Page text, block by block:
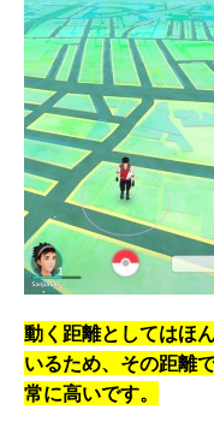
動く距離としてはほ
いるため、その距離
常に高いです。